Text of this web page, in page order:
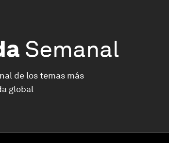
Semanal
de los temas más
global